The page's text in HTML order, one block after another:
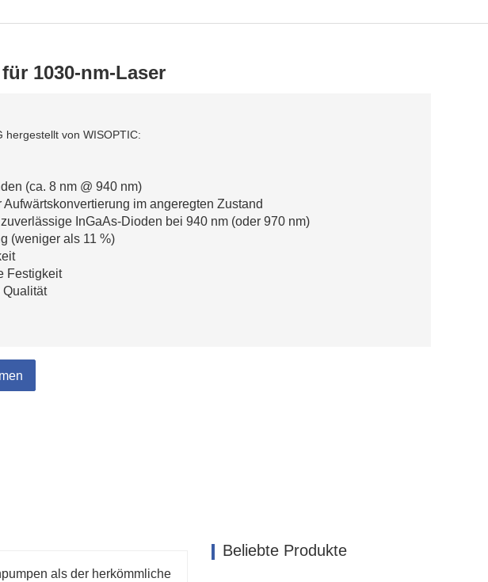
1030-nm-Laser
hergestellt von WISOPTIC:
(ca. 8 nm @ 940 nm)
Aufwärtskonvertierung im angeregten Zustand
InGaAs-Dioden bei 940 nm (oder 970 nm)
(weniger als 11 %)
Festigkeit
Qualität
als der herkömmliche
Beliebte Produkte